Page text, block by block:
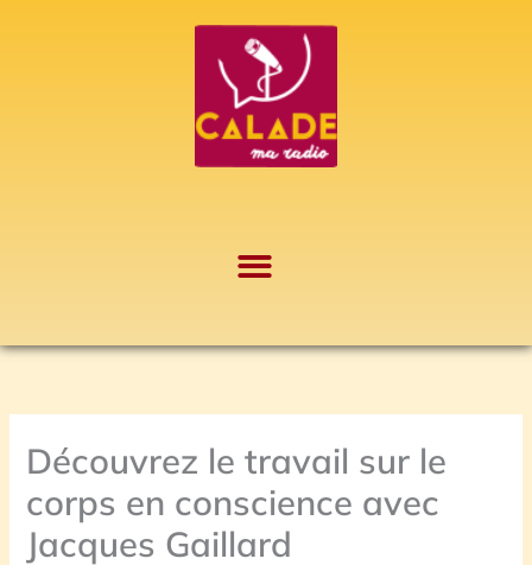
Découvrez le travail sur le
corps en conscience avec
Jacques Gaillard